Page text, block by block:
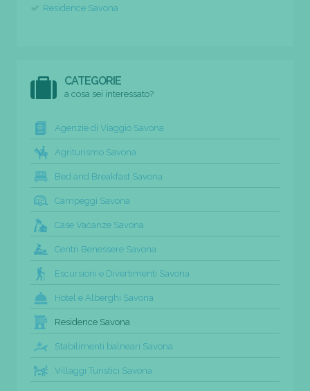
Residence Savona
CATEGORIE
a cosa sei interessato?
Agenzie di Viaggio Savona
Agriturismo Savona
Bed and Breakfast Savona
Campeggi Savona
Case Vacanze Savona
Centri Benessere Savona
Escursioni e Divertimenti Savona
Hotel e Alberghi Savona
Residence Savona
Stabilimenti balneari Savona
Villaggi Turistici Savona